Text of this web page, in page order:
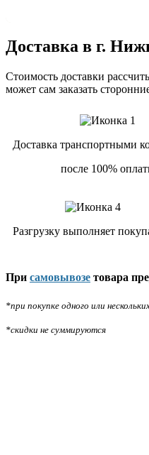
Доставка в г.
Стоимость доставки
может сам заказать
Доставка транспортными
после 100%
Разгрузку выполняет
При самовывозе товара
*при покупке одного или
*скидки не суммируются